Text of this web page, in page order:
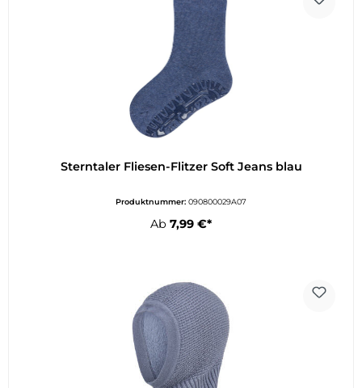
Sterntaler Fliesen-Flitzer Soft Jeans blau
Produktnummer: 090800029A07
Ab 7,99 €*